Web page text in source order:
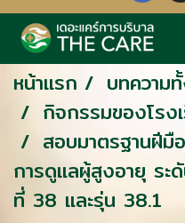
หน้าแรก
บทความ
กิจกรรมของโรง
สอบมาตรฐานฝีมื
การดูแลผู้สูงอายุ ระ
ที่ 38 และรุ่น 38.1